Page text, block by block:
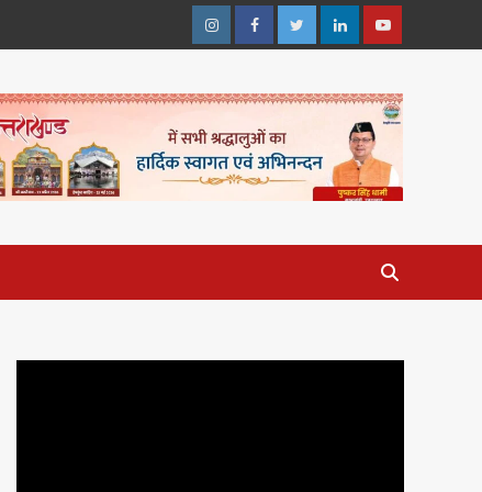
InstagramFacebookTwitterLinkedinYoutube